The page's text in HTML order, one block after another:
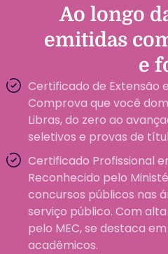
Ao longo
emitidas
e
Certificado de Extensão
Comprova que você
Libras, do zero ao
seletivos e provas de
Certificado Profissional
Reconhecido pelo
concursos públicos nas
serviço público. Com
pelo MEC, se destaca
acadêmicos.